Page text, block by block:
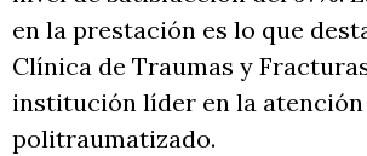
en la prestación es lo que
Clínica de Traumas y
institución líder en la
politraumatizado.